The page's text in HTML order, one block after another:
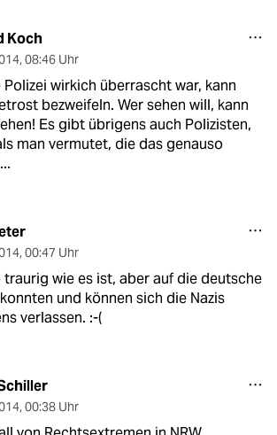
Koch
, 08:46 Uhr
Polizei wirkich überrascht war, kann
bezweifeln. Wer sehen will, kann
Es gibt übrigens auch Polizisten,
man vermutet, die das genauso
, 00:47 Uhr
traurig wie es ist, aber auf die deutsche
und können sich die Nazis
verlassen. :-(
, 00:38 Uhr